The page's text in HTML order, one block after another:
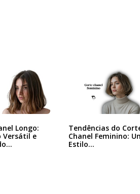
Longo:
Versátil e
Tendências do
Chanel Feminino:
Estilo…